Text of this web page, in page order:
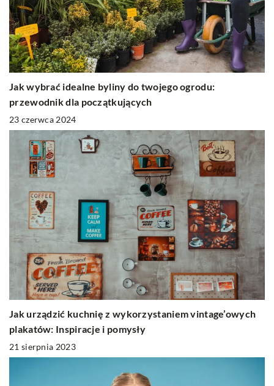
Jak wybrać idealne byliny do twojego ogrodu:
przewodnik dla początkujących
23 czerwca 2024
Jak urządzić kuchnię z wykorzystaniem vintage’owych
plakatów: Inspiracje i pomysły
21 sierpnia 2023